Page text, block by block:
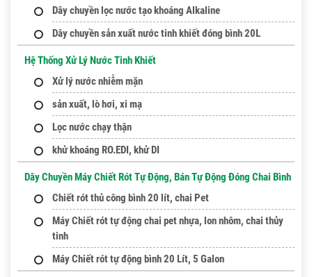
Dây chuyền lọc nước tạo khoáng Alkaline
Dây chuyền sản xuất nước tinh khiết đóng bình 20L
Hệ Thống Xử Lý Nước Tinh Khiết
Xử lý nước nhiễm mặn
sản xuất, lò hơi, xi mạ
Lọc nước chạy thận
khử khoáng RO.EDI, khử DI
Dây Chuyền Máy Chiết Rót Tự Động, Bán Tự Động Đóng Chai Bình
Chiết rót thủ công bình 20 lít, chai Pet
Máy Chiết rót tự động chai pet nhựa, lon nhôm, chai thủy
tinh
Máy Chiết rót tự động bình 20 Lít, 5 Galon